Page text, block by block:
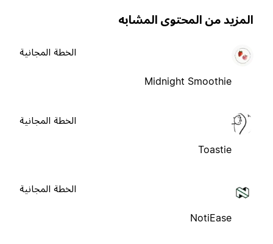
من المحتوى المشابه
Midnight Smoothie
الخطة المجانية
Toastie
الخطة المجانية
NotiEase
الخطة المجانية